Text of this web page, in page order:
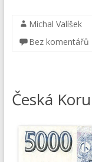
Michal Valíšek
Bez komentářů
Česká